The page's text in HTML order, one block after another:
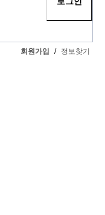
회원가입 / 정보찾기